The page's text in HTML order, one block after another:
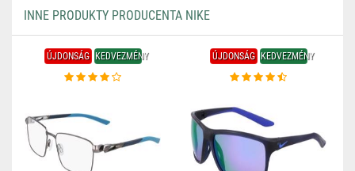
INNE PRODUKTY PRODUCENTA NIKE
ÚJDONSÁG KEDVEZMÉNY ÚJDONSÁG KEDVEZMÉNY